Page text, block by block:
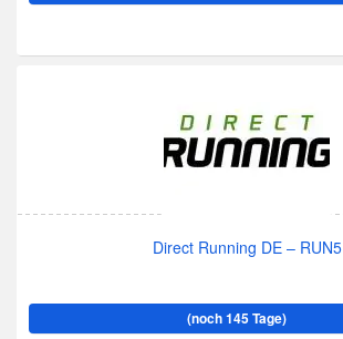
Direct Running DE – RUN5
(noch 145 Tage)